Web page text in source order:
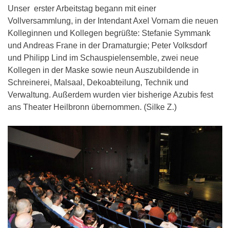
Unser erster Arbeitstag begann mit einer
Vollversammlung, in der Intendant Axel Vornam die neuen
Kolleginnen und Kollegen begrüßte: Stefanie Symmank
und Andreas Frane in der Dramaturgie; Peter Volksdorf
und Philipp Lind im Schauspielensemble, zwei neue
Kollegen in der Maske sowie neun Auszubildende in
Schreinerei, Malsaal, Dekoabteilung, Technik und
Verwaltung. Außerdem wurden vier bisherige Azubis fest
ans Theater Heilbronn übernommen. (Silke Z.)